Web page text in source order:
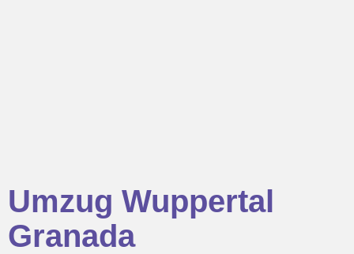
Umzug Wuppertal
Granada